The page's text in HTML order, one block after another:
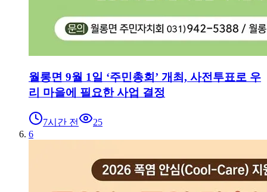
월롱면 9월 1일 ‘주민총회’ 개최, 사전투표로 우
리 마을에 필요한 사업 결정
7시간 전
25
6